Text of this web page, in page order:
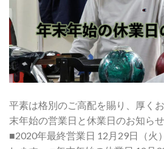
平素は格別のご高配を賜り、厚く
末年始の営業日と休業日のお知ら
■2020年最終営業日 12月29日（火